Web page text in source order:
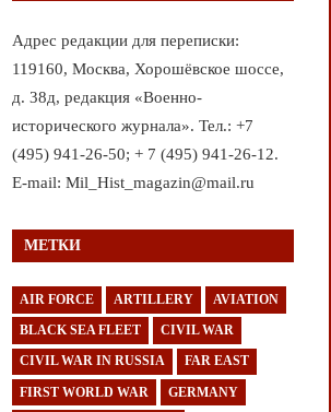
Адрес редакции для переписки:
119160, Москва, Хорошёвское шоссе,
д. 38д, редакция «Военно-
исторического журнала». Тел.: +7
(495) 941-26-50; + 7 (495) 941-26-12.
E-mail: Mil_Hist_magazin@mail.ru
МЕТКИ
AIR FORCE ARTILLERY AVIATION
BLACK SEA FLEET CIVIL WAR
CIVIL WAR IN RUSSIA FAR EAST
FIRST WORLD WAR GERMANY